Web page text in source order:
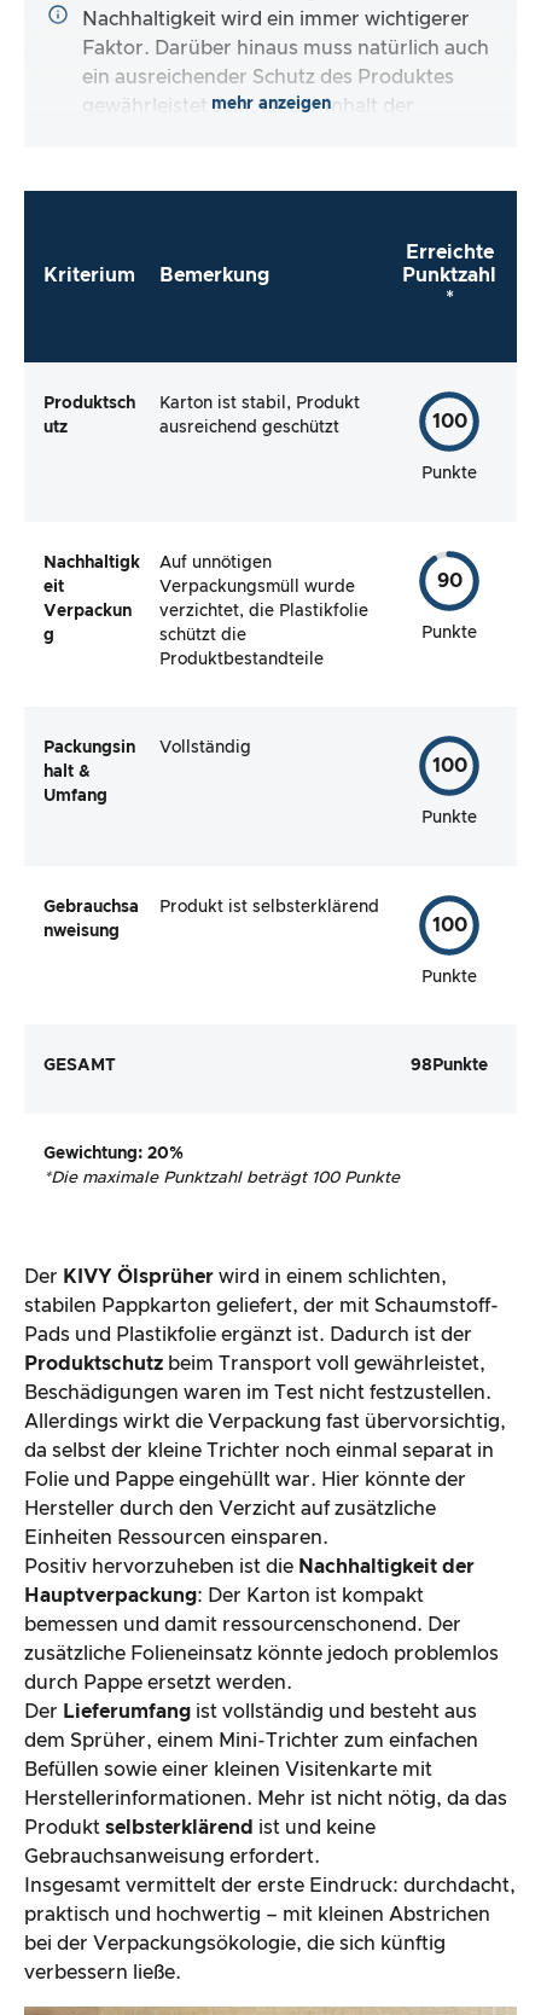
Nachhaltigkeit wird ein immer wichtigerer
Faktor. Darüber hinaus muss natürlich auch
ein ausreichender Schutz des Produktes
gewährleistet sein. Ist der Inhalt der
direkt zu verwenden?
mehr anzeigen
Kriterium Bemerkung
Erreichte
Punktzahl
*
Produktsch
utz
Karton ist stabil, Produkt
ausreichend geschützt
100
Punkte
Nachhaltigk
eit
Verpackun
g
Auf unnötigen
Verpackungsmüll wurde
verzichtet, die Plastikfolie
schützt die
Produktbestandteile
90
Punkte
Packungsin
halt &
Umfang
Vollständig
100
Punkte
Gebrauchsa
nweisung
Produkt ist selbsterklärend
100
Punkte
GESAMT 98 Punkte
Gewichtung: 20%
*Die maximale Punktzahl beträgt 100 Punkte
Der KIVY Ölsprüher wird in einem schlichten,
stabilen Pappkarton geliefert, der mit Schaumstoff-
Pads und Plastikfolie ergänzt ist. Dadurch ist der
Produktschutz beim Transport voll gewährleistet,
Beschädigungen waren im Test nicht festzustellen.
Allerdings wirkt die Verpackung fast übervorsichtig,
da selbst der kleine Trichter noch einmal separat in
Folie und Pappe eingehüllt war. Hier könnte der
Hersteller durch den Verzicht auf zusätzliche
Einheiten Ressourcen einsparen.
Positiv hervorzuheben ist die Nachhaltigkeit der
Hauptverpackung: Der Karton ist kompakt
bemessen und damit ressourcenschonend. Der
zusätzliche Folieneinsatz könnte jedoch problemlos
durch Pappe ersetzt werden.
Der Lieferumfang ist vollständig und besteht aus
dem Sprüher, einem Mini-Trichter zum einfachen
Befüllen sowie einer kleinen Visitenkarte mit
Herstellerinformationen. Mehr ist nicht nötig, da das
Produkt selbsterklärend ist und keine
Gebrauchsanweisung erfordert.
Insgesamt vermittelt der erste Eindruck: durchdacht,
praktisch und hochwertig – mit kleinen Abstrichen
bei der Verpackungsökologie, die sich künftig
verbessern ließe.